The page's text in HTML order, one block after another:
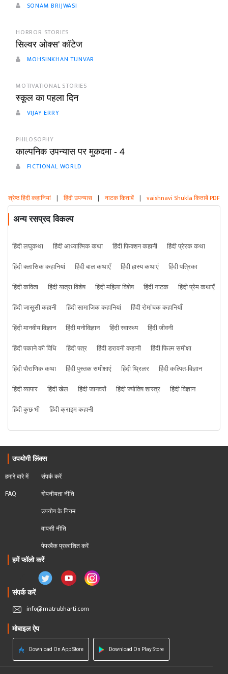
SONAM BRIJWASI
HORROR STORIES
सिल्वर ओक्स' कॉटेज
MOHSINKHAN TUNVAR
MOTIVATIONAL STORIES
स्कूल का पहला दिन
VIJAY ERRY
PHILOSOPHY
काल्पनिक उपन्यास पर मुकदमा - 4
FICTIONAL WORLD
श्रेष्ठ हिंदी कहानियां | हिंदी उपन्यास | नाटक किताबें | vaishnavi Shukla किताबें PDF
अन्य रसप्रद विकल्प
हिंदी लघुकथा हिंदी आध्यात्मिक कथा हिंदी फिक्शन कहानी
हिंदी प्रेरक कथा
हिंदी क्लासिक कहानियां
हिंदी बाल कथाएँ हिंदी हास्य कथाएं
हिंदी पत्रिका
हिंदी कविता
हिंदी यात्रा विशेष हिंदी महिला विशेष हिंदी नाटक
हिंदी प्रेम कथाएँ
हिंदी जासूसी कहानी
हिंदी सामाजिक कहानियां
हिंदी रोमांचक कहानियाँ
हिंदी मानवीय विज्ञान
हिंदी मनोविज्ञान हिंदी स्वास्थ्य
हिंदी जीवनी
हिंदी पकाने की विधि
हिंदी पत्र हिंदी डरावनी कहानी
हिंदी फिल्म समीक्षा
हिंदी पौराणिक कथा
हिंदी पुस्तक समीक्षाएं हिंदी थ्रिलर
हिंदी कल्पित-विज्ञान
हिंदी व्यापार
हिंदी खेल हिंदी जानवरों हिंदी ज्योतिष शास्त्र
हिंदी विज्ञान
हिंदी कुछ भी
हिंदी क्राइम कहानी
उपयोगी लिंक्स
हमारे बारे में
FAQ
संपर्क करें
गोपनीयता नीति
उपयोग के नियम
वापसी नीति
पेपरबैक प्रकाशित करें
हमें फॉलो करें
संपर्क करें
info@matrubharti.com
मोबाइल ऐप
Download On App Store Download On Play Store